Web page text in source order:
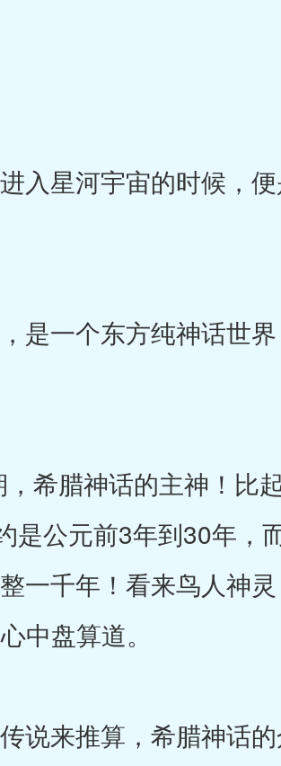
星河宇宙的时候，便
一个东方纯神话世界
腊神话的主神！比
是公元前3年到30年，
一千年！看来鸟人神
中盘算道。
来推算，希腊神话的